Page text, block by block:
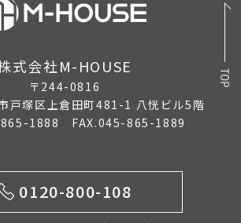
2025年9月
2025年8月
2025年7月
2025年5月
式会社M-HOUSE
〒244-0816
戸塚区上倉田町481-1 八恍ビル5階
1888 FAX.045-865-1889
0120-800-108